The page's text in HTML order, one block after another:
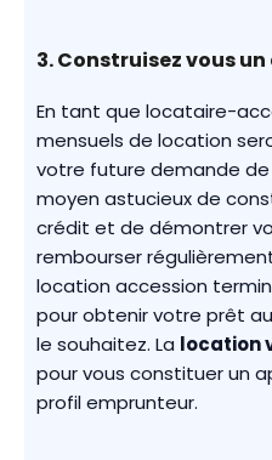
3. Construisez vous
En tant que locataire-
mensuels de location
votre future demande de
moyen astucieux de
crédit et de démontrer
rembourser
location accession
pour obtenir votre prêt
le souhaitez. La location
pour vous constituer un
profil emprunteur.